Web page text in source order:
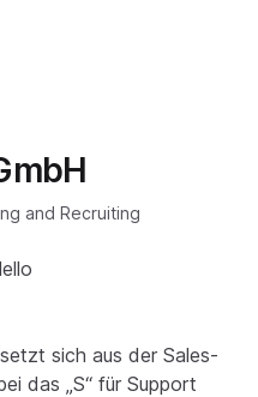
and Recruiting
sich aus der Sales-
das „S“ für Support